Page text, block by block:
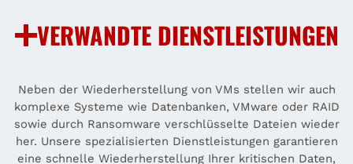
VERWANDTE DIENSTLEISTUNGEN
Neben der Wiederherstellung von VMs stellen wir auch
komplexe Systeme wie Datenbanken, VMware oder RAID
sowie durch Ransomware verschlüsselte Dateien wieder
her. Unsere spezialisierten Dienstleistungen garantieren
eine schnelle Wiederherstellung Ihrer kritischen Daten,